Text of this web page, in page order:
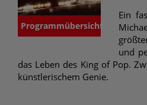
Programmübersicht
Ein
und
das Leben des King of Pop.
künstlerischem Genie.